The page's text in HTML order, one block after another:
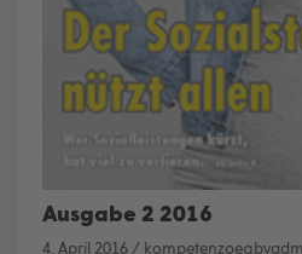
Ausgabe 2 2016
4. April 2016 /